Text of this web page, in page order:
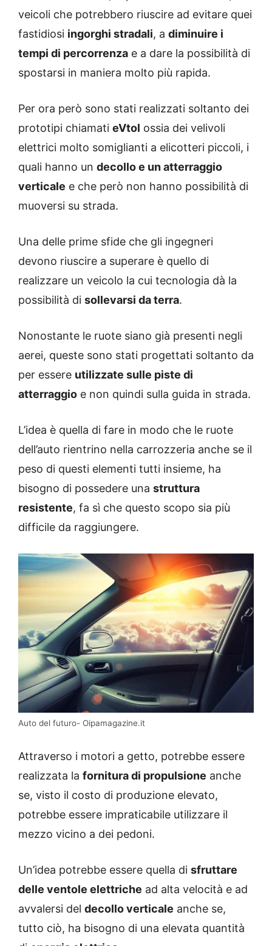
veicoli che potrebbero riuscire ad evitare quei
fastidiosi ingorghi stradali, a diminuire i
tempi di percorrenza e a dare la possibilità di
spostarsi in maniera molto più rapida.
Per ora però sono stati realizzati soltanto dei
prototipi chiamati eVtol ossia dei velivoli
elettrici molto somiglianti a elicotteri piccoli, i
quali hanno un decollo e un atterraggio
verticale e che però non hanno possibilità di
muoversi su strada.
Una delle prime sfide che gli ingegneri
devono riuscire a superare è quello di
realizzare un veicolo la cui tecnologia dà la
possibilità di sollevarsi da terra.
Nonostante le ruote siano già presenti negli
aerei, queste sono stati progettati soltanto da
per essere utilizzate sulle piste di
atterraggio e non quindi sulla guida in strada.
L’idea è quella di fare in modo che le ruote
dell’auto rientrino nella carrozzeria anche se il
peso di questi elementi tutti insieme, ha
bisogno di possedere una struttura
resistente, fa sì che questo scopo sia più
difficile da raggiungere.
Auto del futuro- Oipamagazine.it
Attraverso i motori a getto, potrebbe essere
realizzata la fornitura di propulsione anche
se, visto il costo di produzione elevato,
potrebbe essere impraticabile utilizzare il
mezzo vicino a dei pedoni.
Un’idea potrebbe essere quella di sfruttare
delle ventole elettriche ad alta velocità e ad
avvalersi del decollo verticale anche se,
tutto ciò, ha bisogno di una elevata quantità